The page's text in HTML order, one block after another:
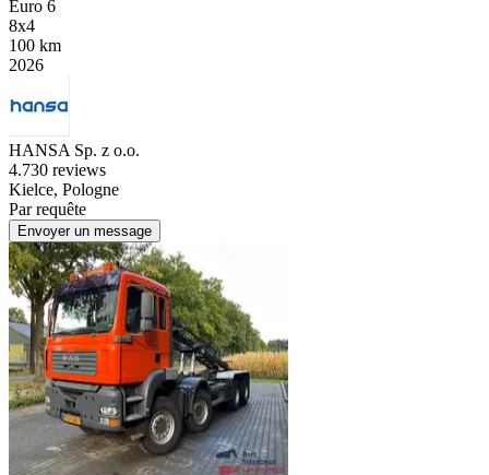
Euro 6
8x4
100 km
2026
HANSA Sp. z o.o.
4.730 reviews
Kielce, Pologne
Par requête
Envoyer un message